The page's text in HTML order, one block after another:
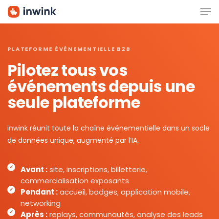
Skip
PLATEFORME ÉVÉNEMENTIELLE B2B
Pilotez tous vos
événements depuis une
seule plateforme
inwink réunit toute la chaîne événementielle dans un socle
de données unique, augmenté par l’IA.
Avant :site, inscriptions, billetterie,
commercialisation exposants
Pendant :accueil, badges, application mobile,
networking
Après :replays, communautés, analyse des leads